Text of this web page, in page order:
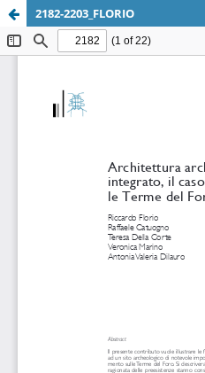
2182-2203_FLORIO